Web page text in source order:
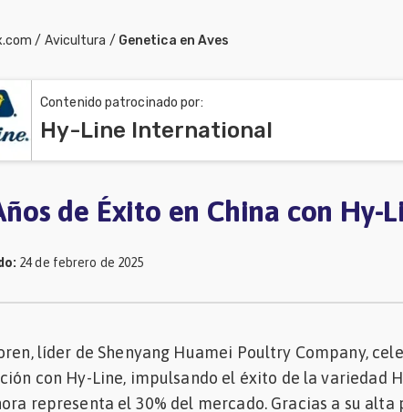
/ Avicultura / Genetica en Aves
Contenido patrocinado por:
Hy-Line International
de Éxito en China con Hy-
: 24 de febrero de 2025
líder de Shenyang Huamei Poultry Company,
con Hy-Line, impulsando el éxito de la variedad
representa el 30% del mercado. Gracias a su